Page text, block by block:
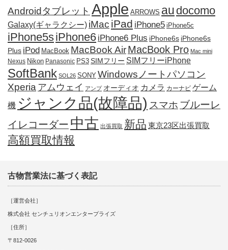
Androidタブレット Apple ARROWS au docomo
Galaxy(ギャラクシー) iMac iPad iPhone5 iPhone5c
iPhone5siPhone6 iPhone6 Plus iPhone6s iPhone6s
Plus iPod MacBook MacBook AirMacBook Pro Mac mini
Nexus Nikon Panasonic PS3 SIMフリー SIMフリーiPhone
SoftBank SOL26 SONY Windowsノートパソコン
Xperia アムウェイ アンプ オーディオ カメラ カーナビ ゲーム
機 ジャンク品(故障品) スマホ ブルーレ
イレコーダー 中古 出張買取 新品 東京23区出張買取
高額買取情報
古物営業法に基づく表記
［運営会社］
株式会社 センチュリオンエンタープライズ
［住所］
〒812-0026